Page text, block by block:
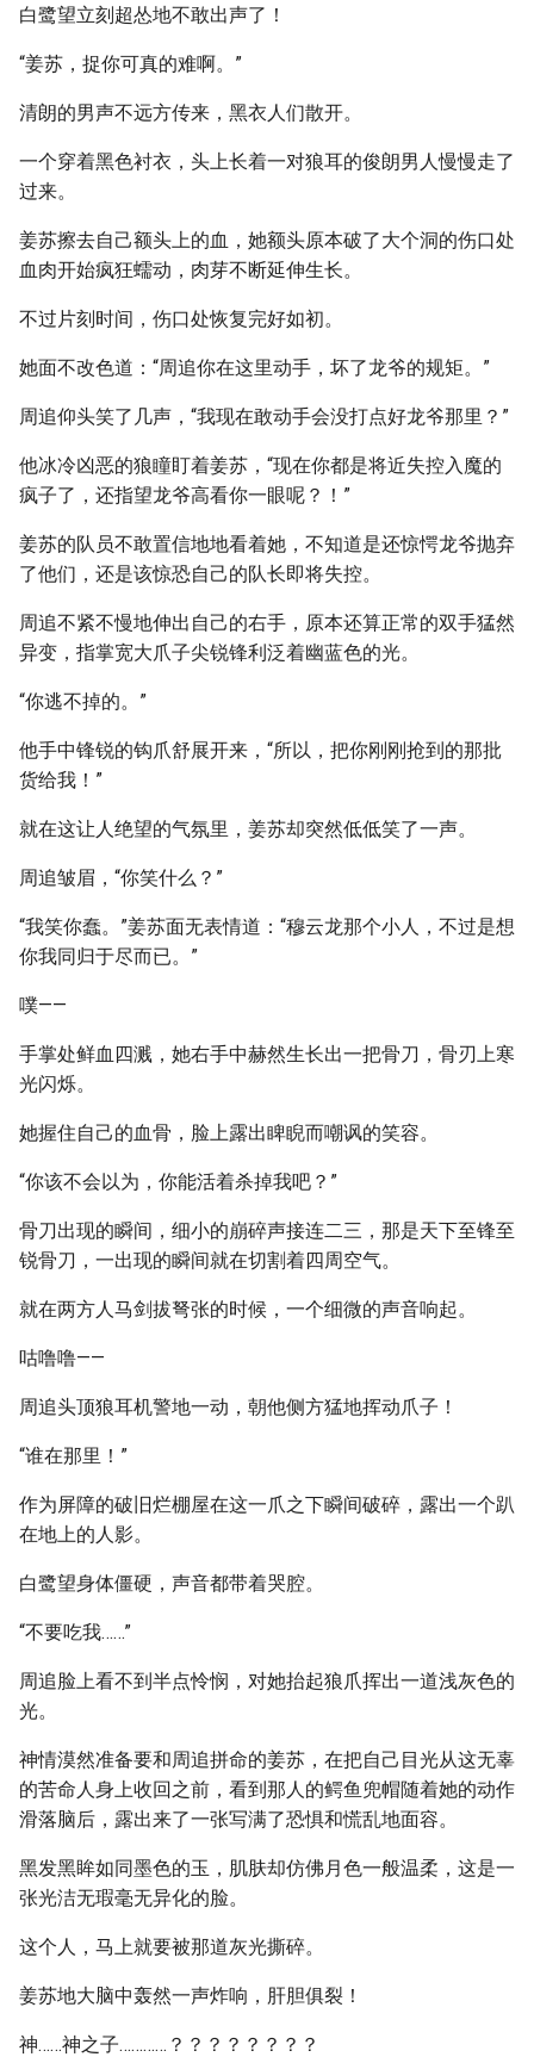
白鹭望立刻超怂地不敢出声了！
“姜苏，捉你可真的难啊。”
清朗的男声不远方传来，黑衣人们散开。
一个穿着黑色衬衣，头上长着一对狼耳的俊朗男人慢慢走了
过来。
姜苏擦去自己额头上的血，她额头原本破了大个洞的伤口处
血肉开始疯狂蠕动，肉芽不断延伸生长。
不过片刻时间，伤口处恢复完好如初。
她面不改色道：“周追你在这里动手，坏了龙爷的规矩。”
周追仰头笑了几声，“我现在敢动手会没打点好龙爷那里？”
他冰冷凶恶的狼瞳盯着姜苏，“现在你都是将近失控入魔的
疯子了，还指望龙爷高看你一眼呢？！”
姜苏的队员不敢置信地地看着她，不知道是还惊愕龙爷抛弃
了他们，还是该惊恐自己的队长即将失控。
周追不紧不慢地伸出自己的右手，原本还算正常的双手猛然
异变，指掌宽大爪子尖锐锋利泛着幽蓝色的光。
“你逃不掉的。”
他手中锋锐的钩爪舒展开来，“所以，把你刚刚抢到的那批
货给我！”
就在这让人绝望的气氛里，姜苏却突然低低笑了一声。
周追皱眉，“你笑什么？”
“我笑你蠢。”姜苏面无表情道：“穆云龙那个小人，不过是想
你我同归于尽而已。”
噗——
手掌处鲜血四溅，她右手中赫然生长出一把骨刀，骨刃上寒
光闪烁。
她握住自己的血骨，脸上露出睥睨而嘲讽的笑容。
“你该不会以为，你能活着杀掉我吧？”
骨刀出现的瞬间，细小的崩碎声接连二三，那是天下至锋至
锐骨刀，一出现的瞬间就在切割着四周空气。
就在两方人马剑拔弩张的时候，一个细微的声音响起。
咕噜噜——
周追头顶狼耳机警地一动，朝他侧方猛地挥动爪子！
“谁在那里！”
作为屏障的破旧烂棚屋在这一爪之下瞬间破碎，露出一个趴
在地上的人影。
白鹭望身体僵硬，声音都带着哭腔。
“不要吃我……”
周追脸上看不到半点怜悯，对她抬起狼爪挥出一道浅灰色的
光。
神情漠然准备要和周追拼命的姜苏，在把自己目光从这无辜
的苦命人身上收回之前，看到那人的鳄鱼兜帽随着她的动作
滑落脑后，露出来了一张写满了恐惧和慌乱地面容。
黑发黑眸如同墨色的玉，肌肤却仿佛月色一般温柔，这是一
张光洁无瑕毫无异化的脸。
这个人，马上就要被那道灰光撕碎。
姜苏地大脑中轰然一声炸响，肝胆俱裂！
神……神之子…………？？？？？？？？